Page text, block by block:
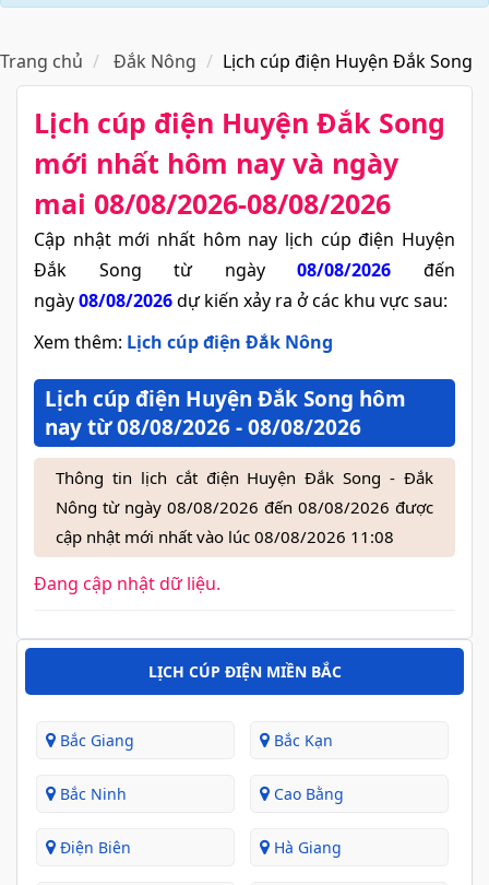
Trang chủ Đắk Nông Lịch cúp điện Huyện Đắk Song
Lịch cúp điện Huyện Đắk Song​
mới nhất hôm nay và ngày
mai 08/08/2026-08/08/2026
Cập nhật mới nhất hôm nay lịch cúp điện Huyện
Đắk Song từ ngày
08/08/2026 đến
ngày08/08/2026dự kiến xảy ra ở các khu vực sau:
Xem thêm: Lịch cúp điện Đắk Nông
Lịch cúp điện Huyện Đắk Song hôm
nay từ 08/08/2026 - 08/08/2026
Thông tin lịch cắt điện Huyện Đắk Song - Đắk
Nông từ ngày 08/08/2026 đến 08/08/2026 được
cập nhật mới nhất vào lúc 08/08/2026 11:08
Đang cập nhật dữ liệu.
LỊCH CÚP ĐIỆN MIỀN BẮC
Bắc Giang Bắc Kạn
Bắc Ninh Cao Bằng
Điện Biên Hà Giang